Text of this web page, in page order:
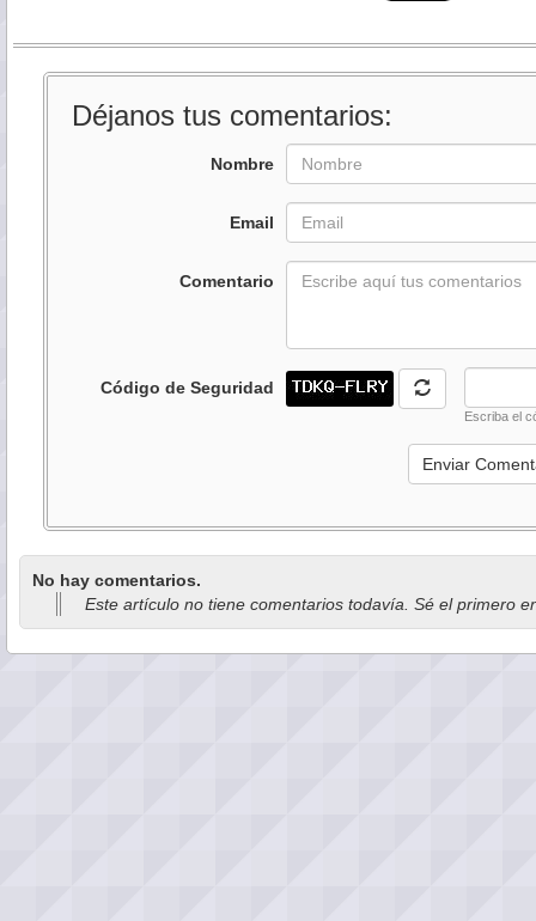
Déjanos tus comentarios:
Nombre
Email
Comentario
Código de Seguridad
Escriba el
No hay comentarios.
Este artículo no tiene comentarios todavía. Sé el primero